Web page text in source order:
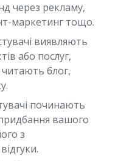
через рекламу,
маркетинг тощо.
виявляють
або послуг,
блог,
починають
вашого
з